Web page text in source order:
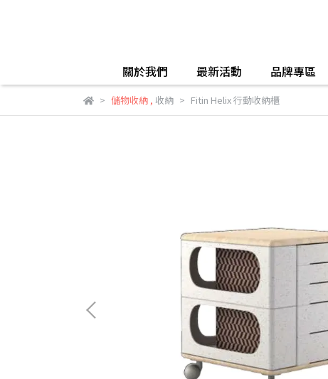
關於我們 最新活動 品牌專區
儲物收納, 收納 Fitin Helix 行動收納櫃